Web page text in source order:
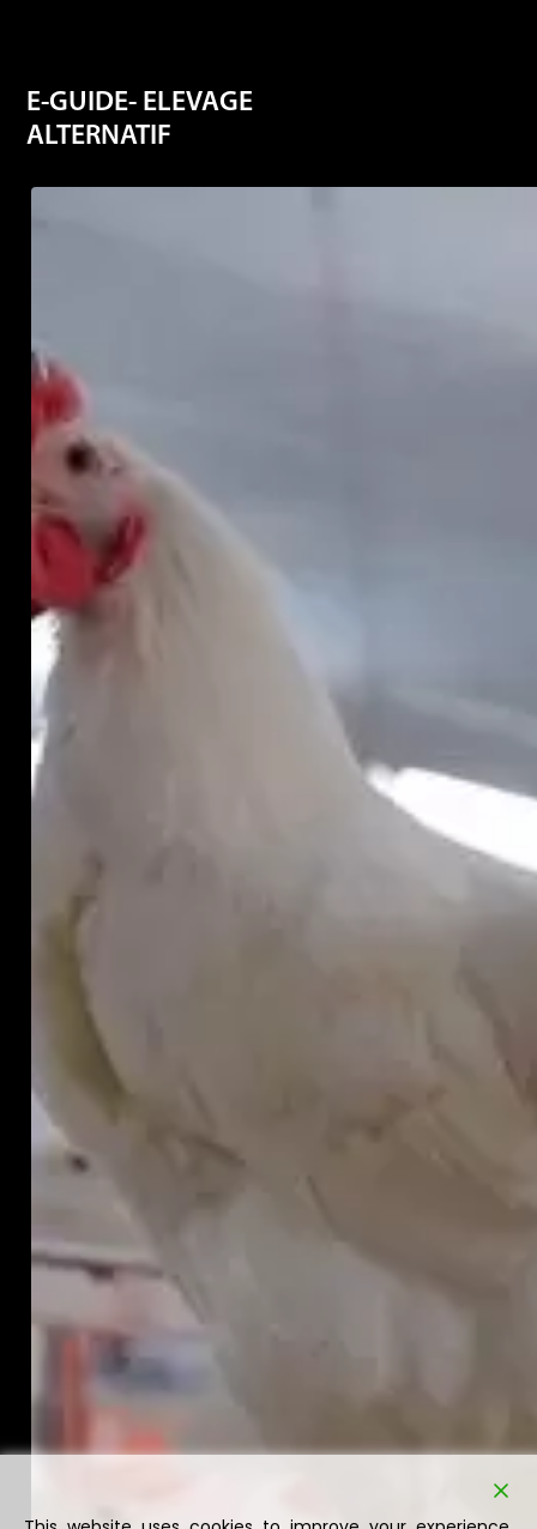
E-GUIDE- ELEVAGE
ALTERNATIF
This website uses cookies to improve your experience.
We'll assume you're ok with this, but you can opt-out if